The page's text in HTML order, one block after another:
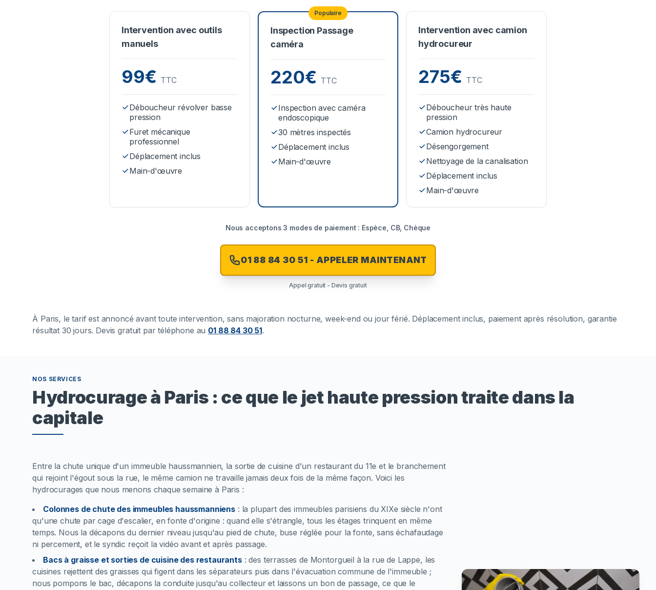
Intervention avec outils
manuels
99€ TTC
Déboucheur révolver basse
pression
Furet mécanique
professionnel
Déplacement inclus
Main-d'œuvre
Populaire
Inspection Passage
caméra
220€ TTC
Inspection avec caméra
endoscopique
30 mètres inspectés
Déplacement inclus
Main-d'œuvre
Intervention avec camion
hydrocureur
275€ TTC
Déboucheur très haute
pression
Camion hydrocureur
Désengorgement
Nettoyage de la canalisation
Déplacement inclus
Main-d'œuvre
Nous acceptons 3 modes de paiement : Espèce, CB, Chèque
01 88 84 30 51 - APPELER MAINTENANT
Appel gratuit - Devis gratuit
À Paris, le tarif est annoncé avant toute intervention, sans majoration nocturne, week-end ou jour férié. Déplacement inclus, paiement après résolution, garantie
résultat 30 jours. Devis gratuit par téléphone au 01 88 84 30 51.
NOS SERVICES
Hydrocurage à Paris : ce que le jet haute pression traite dans la
capitale
Entre la chute unique d'un immeuble haussmannien, la sortie de cuisine d'un restaurant du 11e et le branchement
qui rejoint l'égout sous la rue, le même camion ne travaille jamais deux fois de la même façon. Voici les
hydrocurages que nous menons chaque semaine à Paris :
Colonnes de chute des immeubles haussmanniens: la plupart des immeubles parisiens du XIXe siècle n'ont
qu'une chute par cage d'escalier, en fonte d'origine : quand elle s'étrangle, tous les étages trinquent en même
temps. Nous la décapons du dernier niveau jusqu'au pied de chute, buse réglée pour la fonte, sans échafaudage
ni percement, et le syndic reçoit la vidéo avant et après passage.
Bacs à graisse et sorties de cuisine des restaurants:des terrasses de Montorgueil à la rue de Lappe, les
cuisines rejettent des graisses qui figent dans les séparateurs puis dans l'évacuation commune de l'immeuble ;
nous pompons le bac, décapons la conduite jusqu'au collecteur et laissons un bon de passage, ce que le